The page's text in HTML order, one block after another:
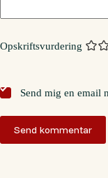
Opskriftsvurdering
Send mig en email
Send kommentar